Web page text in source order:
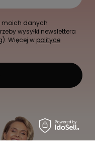
moich danych
wysyłki newslettera
Więcej w polityce